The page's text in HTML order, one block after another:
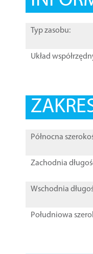
Typ zasobu:
Układ
Północna
Zachodnia
Wschodnia
Południowa